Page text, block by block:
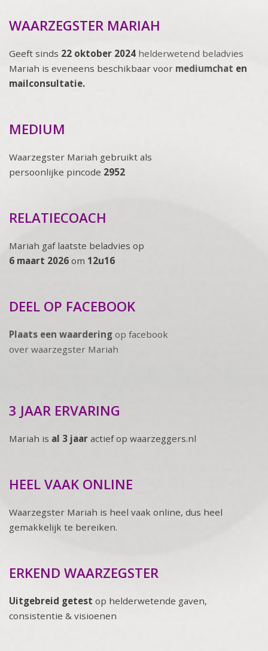
WAARZEGSTER MARIAH
Geeft sinds 22 oktober 2024 helderwetend beladvies
Mariah is eveneens beschikbaar voor mediumchat en
mailconsultatie.
MEDIUM
Waarzegster Mariah gebruikt als
persoonlijke pincode 2952
RELATIECOACH
Mariah gaf laatste beladvies op
6 maart 2026 om 12u16
DEEL OP FACEBOOK
Plaats een waardering op facebook
over waarzegster Mariah
3 JAAR ERVARING
Mariah is al 3 jaar actief op waarzeggers.nl
HEEL VAAK ONLINE
Waarzegster Mariah is heel vaak online, dus heel
gemakkelijk te bereiken.
ERKEND WAARZEGSTER
Uitgebreid getest op helderwetende gaven,
consistentie & visioenen